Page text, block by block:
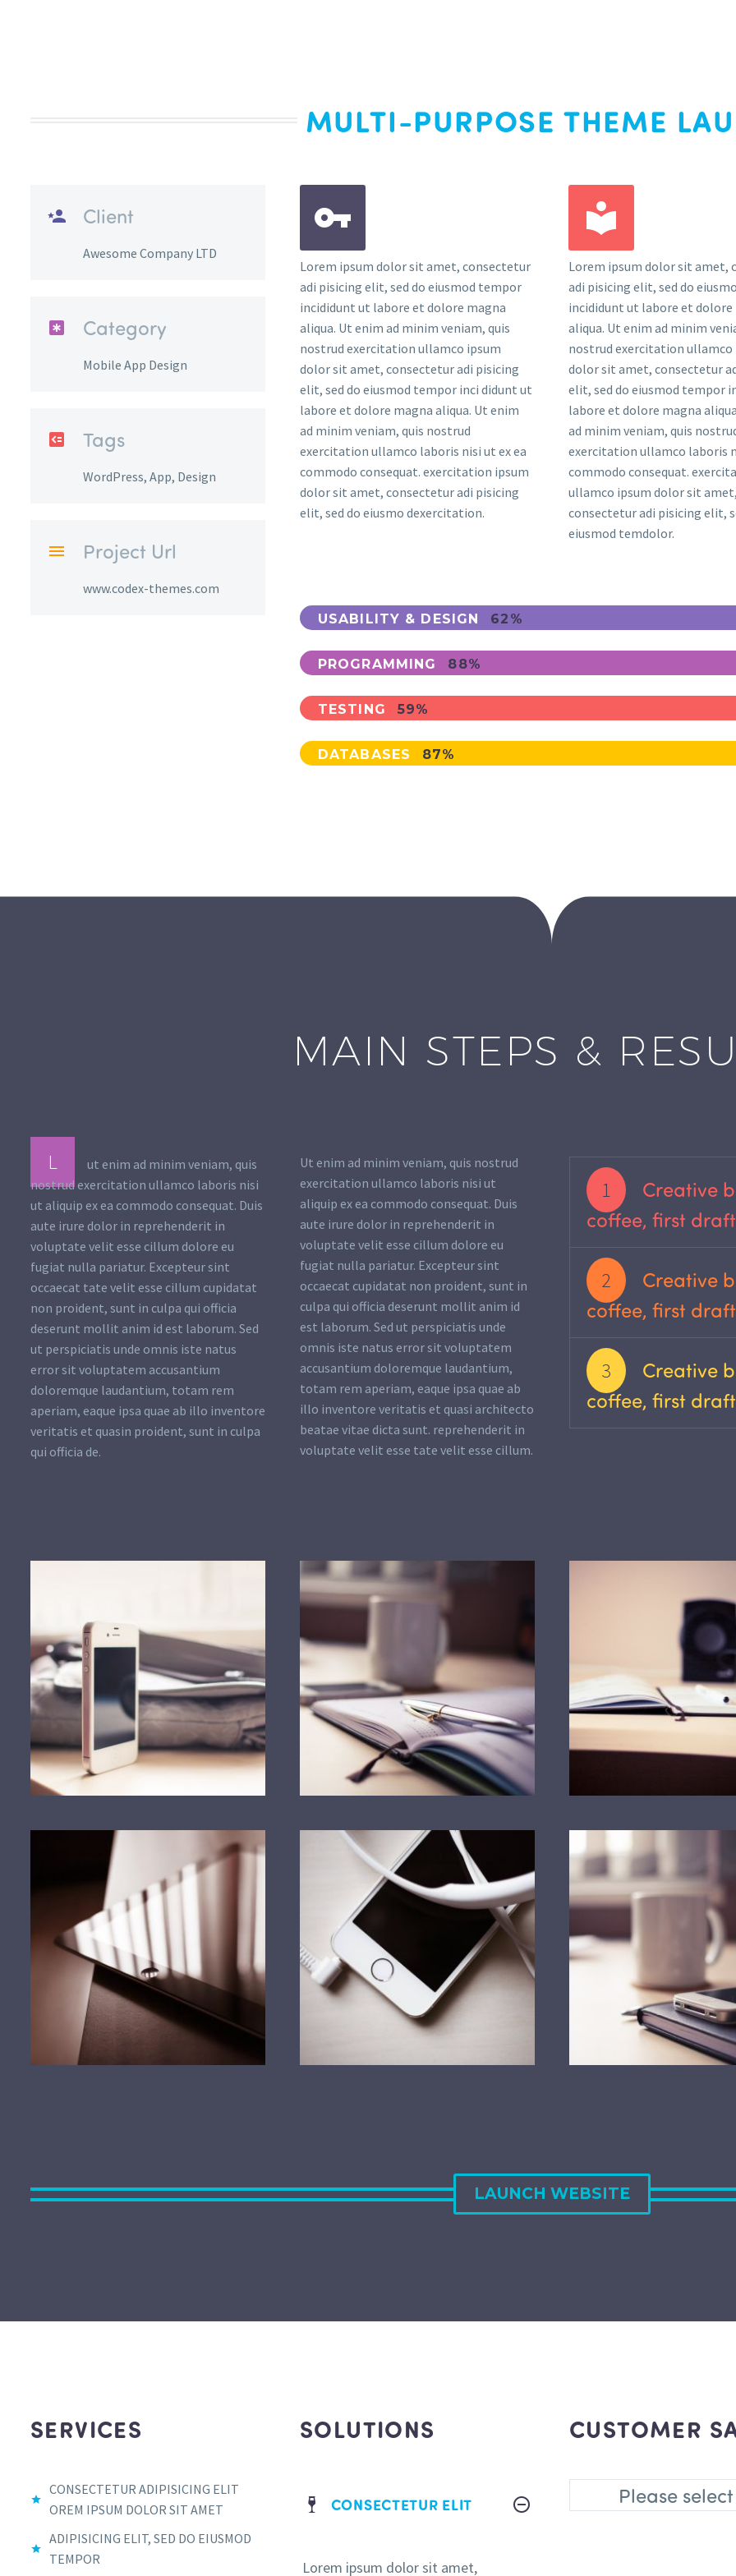
MULTI-PURPOSE THEME
Client
Awesome Company LTD
Category
Mobile App Design
Tags
WordPress, App, Design
Project Url
www.codex-themes.com
Lorem ipsum dolor sit amet, consectetur
adi pisicing elit, sed do eiusmod tempor
incididunt ut labore et dolore magna
aliqua. Ut enim ad minim veniam, quis
nostrud exercitation ullamco ipsum
dolor sit amet, consectetur adi pisicing
elit, sed do eiusmod tempor inci didunt ut
labore et dolore magna aliqua. Ut enim
ad minim veniam, quis nostrud
exercitation ullamco laboris nisi ut ex ea
commodo consequat. exercitation ipsum
dolor sit amet, consectetur adi pisicing
elit, sed do eiusmo dexercitation.
Lorem ipsum dolor sit amet,
adi pisicing elit, sed do
incididunt ut labore et dolore
aliqua. Ut enim ad minim
nostrud exercitation ullamco
dolor sit amet, consectetur
elit, sed do eiusmod tempor
labore et dolore magna
ad minim veniam, quis
exercitation ullamco laboris
commodo consequat.
ullamco ipsum dolor sit
consectetur adi pisicing elit,
eiusmod temdolor.
USABILITY & DESIGN 62%
PROGRAMMING 88%
TESTING 59%
DATABASES 87%
MAIN STEPS &
L
ut enim ad minim veniam, quis
nostrud exercitation ullamco laboris nisi
ut aliquip ex ea commodo consequat. Duis
aute irure dolor in reprehenderit in
voluptate velit esse cillum dolore eu
fugiat nulla pariatur. Excepteur sint
occaecat tate velit esse cillum cupidatat
non proident, sunt in culpa qui officia
deserunt mollit anim id est laborum. Sed
ut perspiciatis unde omnis iste natus
error sit voluptatem accusantium
doloremque laudantium, totam rem
aperiam, eaque ipsa quae ab illo inventore
veritatis et quasin proident, sunt in culpa
qui officia de.
Ut enim ad minim veniam, quis nostrud
exercitation ullamco laboris nisi ut
aliquip ex ea commodo consequat. Duis
aute irure dolor in reprehenderit in
voluptate velit esse cillum dolore eu
fugiat nulla pariatur. Excepteur sint
occaecat cupidatat non proident, sunt in
culpa qui officia deserunt mollit anim id
est laborum. Sed ut perspiciatis unde
omnis iste natus error sit voluptatem
accusantium doloremque laudantium,
totam rem aperiam, eaque ipsa quae ab
illo inventore veritatis et quasi architecto
beatae vitae dicta sunt. reprehenderit in
voluptate velit esse tate velit esse cillum.
1
Creative
coffee, first
2
Creative
coffee, first
3
Creative
coffee, first
LAUNCH WEBSITE
SERVICES
CONSECTETUR ADIPISICING ELIT
OREM IPSUM DOLOR SIT AMET
ADIPISICING ELIT, SED DO EIUSMOD
TEMPOR
SOLUTIONS
CONSECTETUR ELIT
Lorem ipsum dolor sit amet,
CUSTOMER
Please